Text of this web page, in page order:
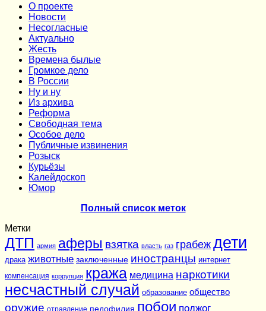
О проекте
Новости
Несогласные
Актуально
Жесть
Времена былые
Громкое дело
В России
Ну и ну
Из архива
Реформа
Cвободная тема
Особое дело
Публичные извинения
Розыск
Курьёзы
Калейдоскоп
Юмор
Полный список меток
Метки
ДТП армия аферы взятка власть газ грабеж дети
драка животные заключенные иностранцы интернет
компенсация коррупция кража медицина наркотики
несчастный случай образование общество
оружие отравление педофилия побои поджог